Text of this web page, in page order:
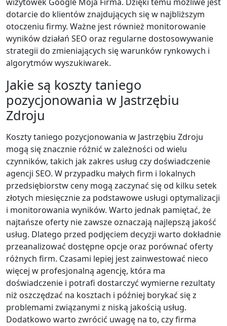
dotarcie do klientów znajdujących się w najbliższym
otoczeniu firmy. Ważne jest również monitorowanie
wyników działań SEO oraz regularne dostosowywanie
strategii do zmieniających się warunków rynkowych i
algorytmów wyszukiwarek.
Jakie są koszty taniego
pozycjonowania w Jastrzębiu
Zdroju
Koszty taniego pozycjonowania w Jastrzębiu Zdroju
mogą się znacznie różnić w zależności od wielu
czynników, takich jak zakres usług czy doświadczenie
agencji SEO. W przypadku małych firm i lokalnych
przedsiębiorstw ceny mogą zaczynać się od kilku setek
złotych miesięcznie za podstawowe usługi optymalizacji
i monitorowania wyników. Warto jednak pamiętać, że
najtańsze oferty nie zawsze oznaczają najlepszą jakość
usług. Dlatego przed podjęciem decyzji warto dokładnie
przeanalizować dostępne opcje oraz porównać oferty
różnych firm. Czasami lepiej jest zainwestować nieco
więcej w profesjonalną agencję, która ma
doświadczenie i potrafi dostarczyć wymierne rezultaty
niż oszczędzać na kosztach i później borykać się z
problemami związanymi z niską jakością usług.
Dodatkowo warto zwrócić uwagę na to, czy firma